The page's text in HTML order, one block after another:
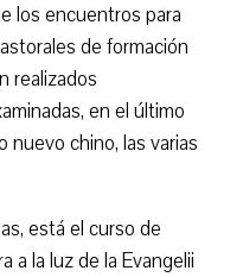
los encuentros para
de formación
realizados
en el último
nuevo chino, las varias
está el curso de
a la luz de la Evangelii